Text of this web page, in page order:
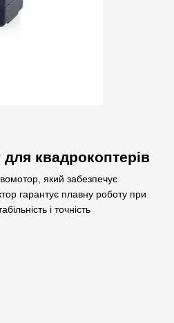
квадрокоптерів
який забезпечує
гарантує плавну роботу при
і точність